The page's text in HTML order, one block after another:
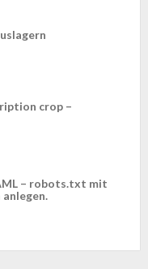
crop –
– robots.txt mit